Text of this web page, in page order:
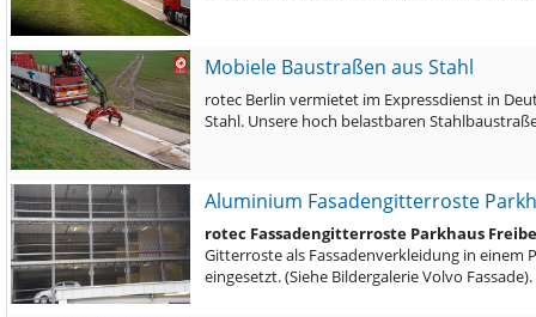
Mobiele Baustraßen aus Stahl
rotec Berlin vermietet im Expressdienst in
Stahl. Unsere hoch belastbaren
Aluminium Fasadengitterroste
rotec Fassadengitterroste Parkhaus
Gitterroste als Fassadenverkleidung in
eingesetzt. (Siehe Bildergalerie Volvo